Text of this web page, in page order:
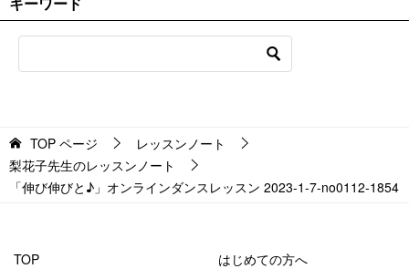
TOP ページ
レッスンノート
梨花子先生のレッスンノート
「伸び伸びと♪」オンラインダンスレッスン 2023-1-7-no0112-1854
TOP はじめての方へ